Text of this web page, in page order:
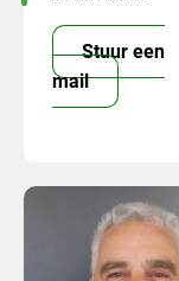
Stuur een
mail